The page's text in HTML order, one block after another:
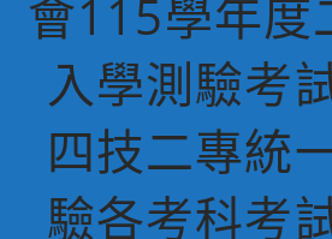
會115學年度
入學測驗考
四技二專統
驗各考科考